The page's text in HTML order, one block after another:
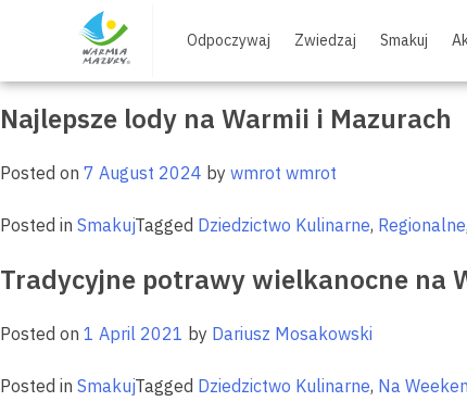
Odpoczywaj Zwiedzaj Smakuj
Wegetariańskie
Najlepsze lody na Warmii i Mazurach
Posted on 7 August 2024 by wmrot wmrot
Posted in SmakujTagged Dziedzictwo Kulinarne, Regionalne,
Tradycyjne potrawy wielkanocne na
Posted on 1 April 2021 by Dariusz Mosakowski
Posted in SmakujTagged Dziedzictwo Kulinarne, Na